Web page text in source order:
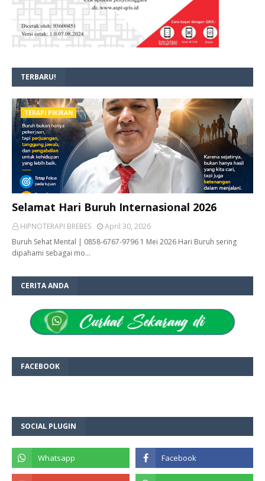
TERBARU!
TERAPI PIKIRAN
Selamat Hari Buruh Internasional 2026
HIPNOTERAPI BREBES
April 30, 2026
Buruh Sehat Mental | 0858-6767-9796 1 Mei 2026 Hari Buruh sering
dipahami sebagai mo…
CERITA ANDA
FACEBOOK
SOCIAL PLUGIN